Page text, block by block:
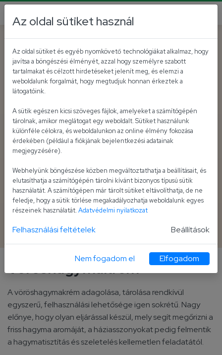
Vöröshagymakrém
A vöröshagymakrém adagolása, tárolása rendkívül
egyszerű, felhasználási lehetősége igen sokrétű. Nagy
előnye, hogy olyan eljárással készül, mely segít megőrizni a
friss hagyma aromáját, a háziasszonyokat pedig felmentik
a hagymatisztítás és szeletelés kellemetlen feladatától.
Az oldal sütiket használ
Az oldal sütiket és egyéb nyomkövető technológiákat alkalmaz, hogy
javítsa a böngészési élményét, azzal hogy személyre szabott
tartalmakat és célzott hirdetéseket jelenít meg, és elemzi a
weboldalunk forgalmát, hogy megtudjuk honnan érkeztek a
látogatóink.
A sütik egészen kicsi szöveges fájlok, amelyeket a számítógépén
tárolnak, amikor meglátogat egy weboldalt. Sütiket használunk
különféle célokra, és weboldalunkon az online élmény fokozása
érdekében (például a fiókjának bejelentkezési adatainak
megjegyzésére).
Webhelyünk böngészése közben megváltoztathatja a beállításait, és
elutasíthatja a számítógépén tárolni kívánt bizonyos típusú sütik
használatát. A számítógépen már tárolt sütiket eltávolíthatja, de ne
feledje, hogy a sütik törlése megakadályozhatja weboldalunk egyes
részeinek használatát. Adatvédelmi nyilatkozat
Felhasználási feltételek Beállítások
Nem fogadom el Elfogadom